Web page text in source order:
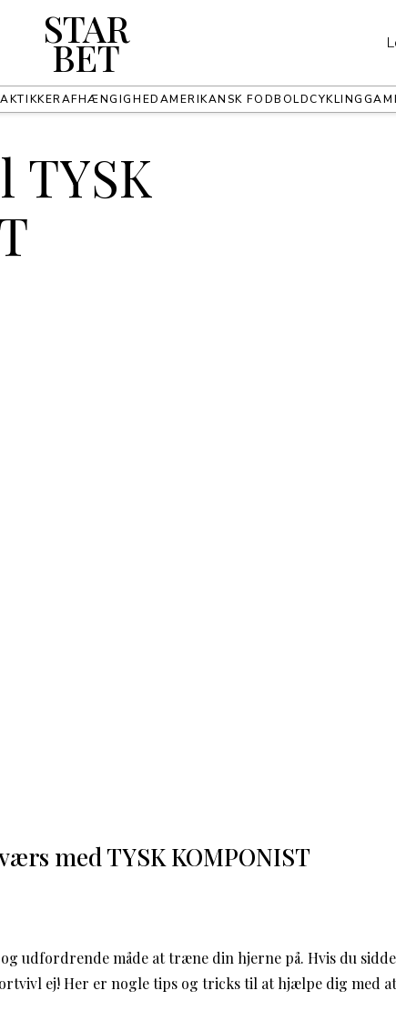
STAR
BET
AFHÆNGIGHEDAMERIKANSK FODBOLDCYKLING
med TYSK KOMPONIST
udfordrende måde at træne din hjerne på. Hvis du
ej! Her er nogle tips og tricks til at hjælpe dig med